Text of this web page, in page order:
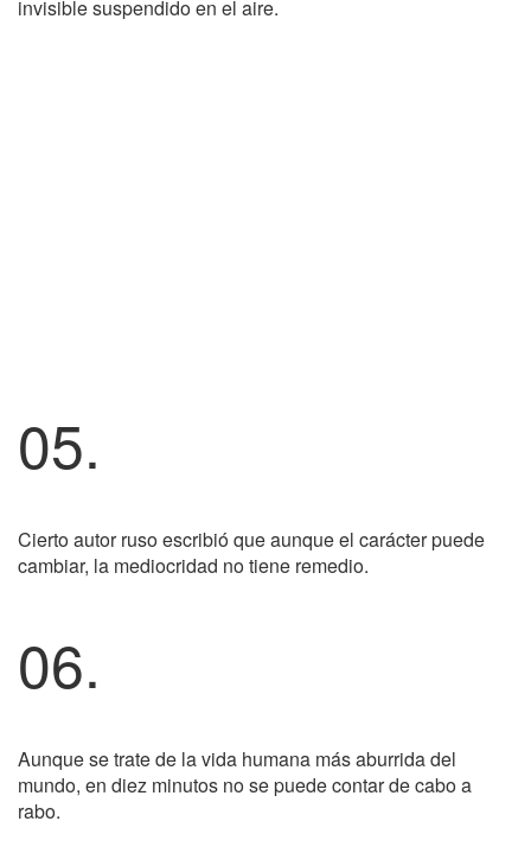
invisible suspendido en el aire.
05.
Cierto autor ruso escribió que aunque el carácter puede
cambiar, la mediocridad no tiene remedio.
06.
Aunque se trate de la vida humana más aburrida del
mundo, en diez minutos no se puede contar de cabo a
rabo.